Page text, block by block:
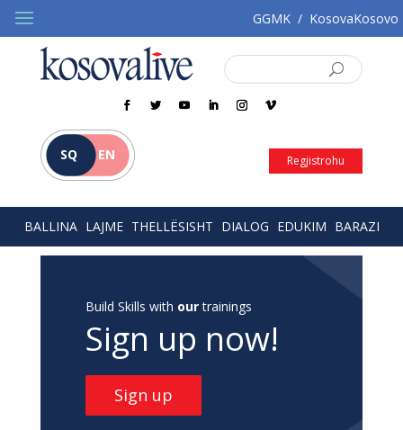
GGMK / KosovaKosovo
SQ EN Regjistrohu
BALLINA LAJME THELLËSISHT DIALOG EDUKIM BARAZI
Build Skills with ourtrainings
Sign up now!
Sign up